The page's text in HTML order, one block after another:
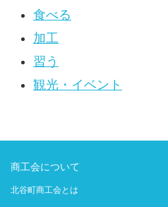
食べる
加工
習う
観光・イベント
商工会について
北谷町商工会とは